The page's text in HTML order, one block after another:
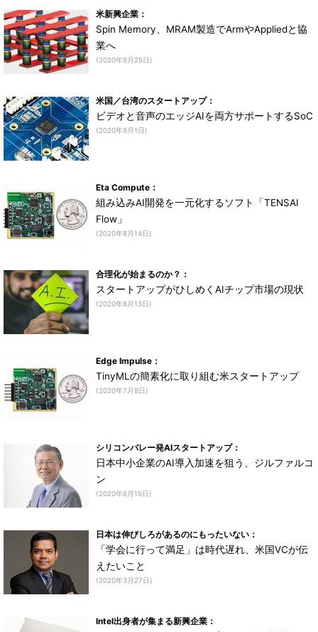
米新興企業：
Spin Memory、MRAM製造でArmやAppliedと協
業へ
(2020年9月25日)
米国／台湾のスタートアップ：
ビデオと音声のエッジAIを両方サポートするSoC
(2020年9月1日)
Eta Compute：
組み込みAI開発を一元化するソフト「TENSAI
Flow」
(2020年8月14日)
合理化が始まるのか？：
スタートアップがひしめくAIチップ市場の現状
(2020年8月13日)
Edge Impulse：
TinyMLの簡素化に取り組む米スタートアップ
(2020年7月8日)
シリコンバレー発AIスタートアップ：
日本中小企業のAI導入加速を狙う、ジルファルコ
ン
(2020年6月15日)
日本は伸びしろがあるのにもったいない：
「学会に行って満足」は時代遅れ、米国VCが伝
えたいこと
(2020年3月27日)
Intel出身者が集まる新興企業：